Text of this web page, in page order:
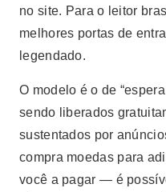
no site. Para o leitor
melhores portas de
legendado.
O modelo é o de
sendo liberados
sustentados por
compra moedas para
você a pagar — é